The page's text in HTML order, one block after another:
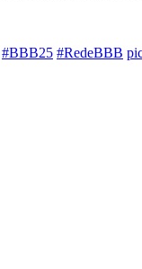
#BBB25 #RedeBBB